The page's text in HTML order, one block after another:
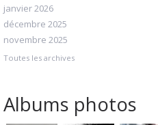
janvier 2026
décembre 2025
novembre 2025
Toutes les archives
Albums photos